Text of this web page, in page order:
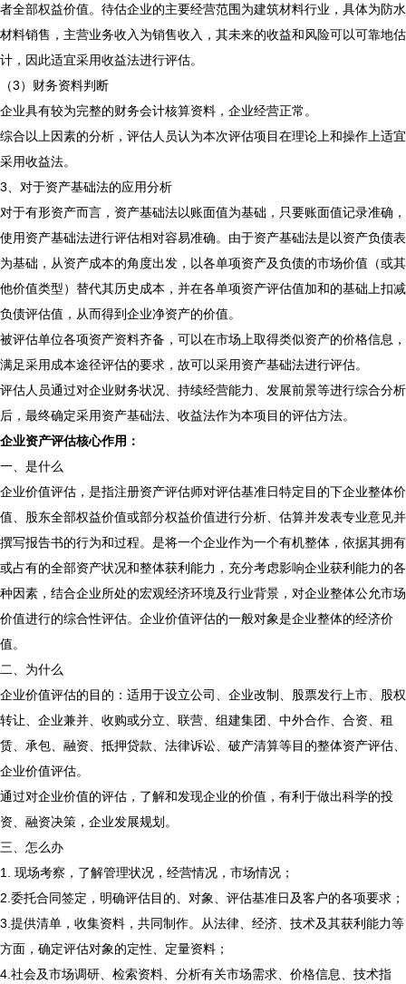
者全部权益价值。待估企业的主要经营范围为建筑材料行业，具体为防水
材料销售，主营业务收入为销售收入，其未来的收益和风险可以可靠地估
计，因此适宜采用收益法进行评估。
（3）财务资料判断
企业具有较为完整的财务会计核算资料，企业经营正常。
综合以上因素的分析，评估人员认为本次评估项目在理论上和操作上适宜
采用收益法。
3、对于资产基础法的应用分析
对于有形资产而言，资产基础法以账面值为基础，只要账面值记录准确，
使用资产基础法进行评估相对容易准确。由于资产基础法是以资产负债表
为基础，从资产成本的角度出发，以各单项资产及负债的市场价值（或其
他价值类型）替代其历史成本，并在各单项资产评估值加和的基础上扣减
负债评估值，从而得到企业净资产的价值。
被评估单位各项资产资料齐备，可以在市场上取得类似资产的价格信息，
满足采用成本途径评估的要求，故可以采用资产基础法进行评估。
评估人员通过对企业财务状况、持续经营能力、发展前景等进行综合分析
后，最终确定采用资产基础法、收益法作为本项目的评估方法。
企业资产评估核心作用：
一、是什么
企业价值评估，是指注册资产评估师对评估基准日特定目的下企业整体价
值、股东全部权益价值或部分权益价值进行分析、估算并发表专业意见并
撰写报告书的行为和过程。是将一个企业作为一个有机整体，依据其拥有
或占有的全部资产状况和整体获利能力，充分考虑影响企业获利能力的各
种因素，结合企业所处的宏观经济环境及行业背景，对企业整体公允市场
价值进行的综合性评估。企业价值评估的一般对象是企业整体的经济价
值。
二、为什么
企业价值评估的目的：适用于设立公司、企业改制、股票发行上市、股权
转让、企业兼并、收购或分立、联营、组建集团、中外合作、合资、租
赁、承包、融资、抵押贷款、法律诉讼、破产清算等目的整体资产评估、
企业价值评估。
通过对企业价值的评估，了解和发现企业的价值，有利于做出科学的投
资、融资决策，企业发展规划。
三、怎么办
1. 现场考察，了解管理状况，经营情况，市场情况；
2.委托合同签定，明确评估目的、对象、评估基准日及客户的各项要求；
3.提供清单，收集资料，共同制作。从法律、经济、技术及其获利能力等
方面，确定评估对象的定性、定量资料；
4.社会及市场调研、检索资料、分析有关市场需求、价格信息、技术指